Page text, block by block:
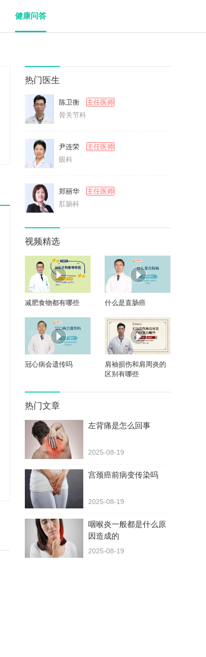
健康问答
热门医生
陈卫衡
主任医师
骨关节科
尹连荣
主任医师
眼科
郑丽华
主任医师
肛肠科
视频精选
减肥食物都有哪些 什么是直肠癌
冠心病会遗传吗
肩袖损伤和肩周炎的
区别有哪些
热门文章
左背痛是怎么回事
2025-08-19
宫颈癌前病变传染吗
2025-08-19
咽喉炎一般都是什么原
因造成的
2025-08-19